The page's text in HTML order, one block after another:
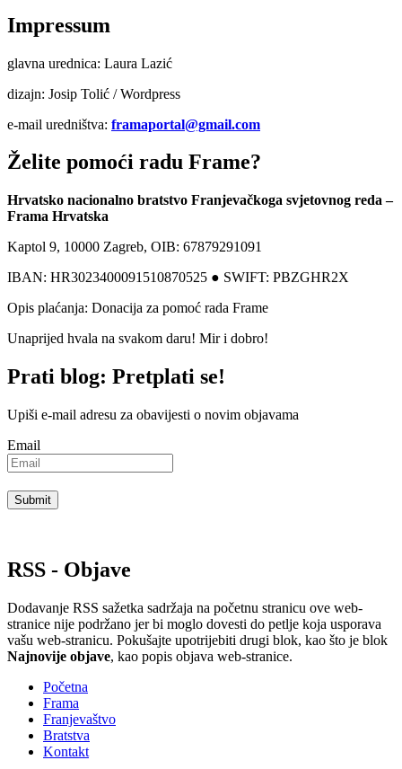
Impressum
glavna urednica: Laura Lazić
dizajn: Josip Tolić / Wordpress
e-mail uredništva: framaportal@gmail.com
Želite pomoći radu Frame?
Hrvatsko nacionalno bratstvo Franjevačkoga svjetovnog reda –
Frama Hrvatska
Kaptol 9, 10000 Zagreb, OIB: 67879291091
IBAN: HR3023400091510870525 ● SWIFT: PBZGHR2X
Opis plaćanja: Donacija za pomoć rada Frame
Unaprijed hvala na svakom daru! Mir i dobro!
Prati blog: Pretplati se!
Upiši e-mail adresu za obavijesti o novim objavama
Email
RSS - Objave
Dodavanje RSS sažetka sadržaja na početnu stranicu ove web-
stranice nije podržano jer bi moglo dovesti do petlje koja usporava
vašu web-stranicu. Pokušajte upotrijebiti drugi blok, kao što je blok
Najnovije objave, kao popis objava ​​web-stranice.
Početna
Frama
Franjevaštvo
Bratstva
Kontakt